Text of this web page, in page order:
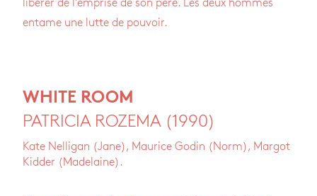
libérer de l’emprise de son père. Les deux hommes
entame une lutte de pouvoir.
WHITE ROOM
PATRICIA ROZEMA (1990)
Kate Nelligan (Jane), Maurice Godin (Norm), Margot
Kidder (Madelaine).